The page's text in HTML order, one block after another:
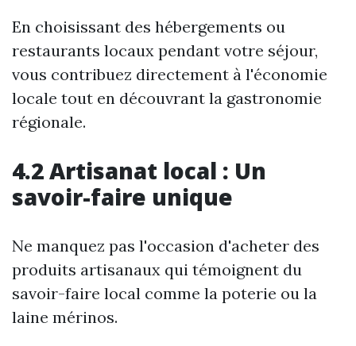
En choisissant des hébergements ou
restaurants locaux pendant votre séjour,
vous contribuez directement à l'économie
locale tout en découvrant la gastronomie
régionale.
4.2 Artisanat local : Un
savoir-faire unique
Ne manquez pas l'occasion d'acheter des
produits artisanaux qui témoignent du
savoir-faire local comme la poterie ou la
laine mérinos.